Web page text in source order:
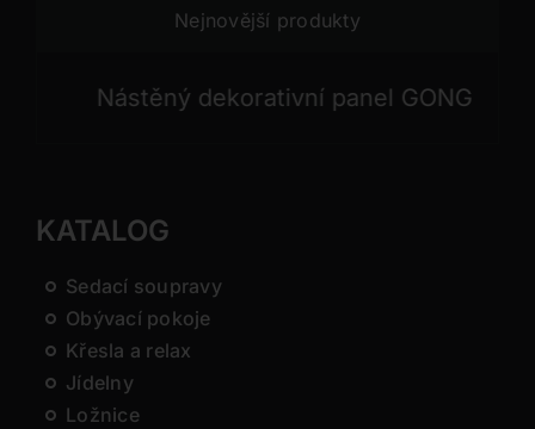
Nejnovější produkty
Nástěný dekorativní panel GONG
KATALOG
Sedací soupravy
Obývací pokoje
Křesla a relax
Jídelny
Ložnice